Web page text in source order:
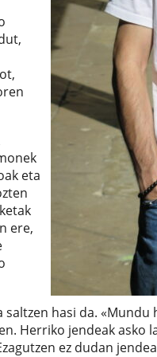
eta
ere,
hasi da.
Herriko jendeak asko
ez dudan